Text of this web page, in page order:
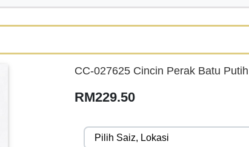
CC-027625 Cincin Perak Batu
RM229.50